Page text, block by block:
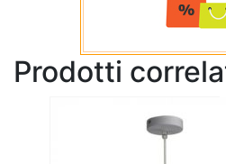
Prodotti